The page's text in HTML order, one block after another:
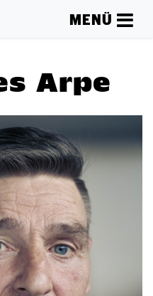
MENÜ
Arpe